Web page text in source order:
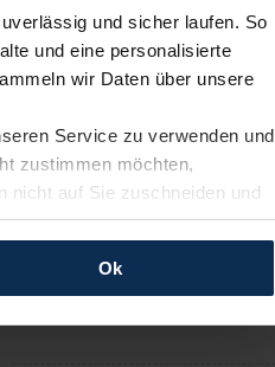
und sicher laufen. So
und eine personalisierte
wir Daten über unsere
Service zu verwenden und
zustimmen möchten,
nicht auf Sie zuschneiden und
jederzeit anpassen
Ok
Audi e-tron